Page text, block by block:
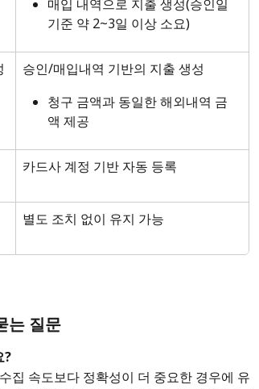
매입 내역으로 지출 생성(승인일
기준 약 2~3일 이상 소요)
승인/매입내역 기반의 지출 생성
청구 금액과 동일한 해외내역 금
액 제공
카드사 계정 기반 자동 등록
별도 조치 없이 유지 가능
는 질문
?
집 속도보다 정확성이 더 중요한 경우에 유